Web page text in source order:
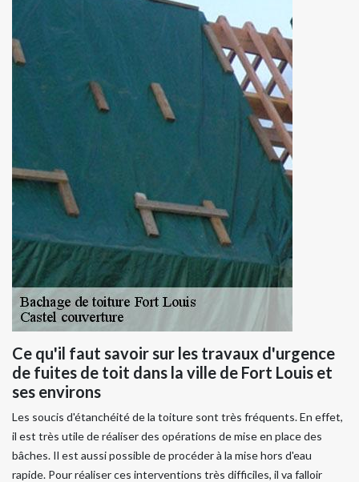
Ce qu'il faut savoir sur les travaux d'urgence
de fuites de toit dans la ville de Fort Louis et
ses environs
Les soucis d'étanchéité de la toiture sont très fréquents. En effet,
il est très utile de réaliser des opérations de mise en place des
bâches. Il est aussi possible de procéder à la mise hors d'eau
rapide. Pour réaliser ces interventions très difficiles, il va falloir